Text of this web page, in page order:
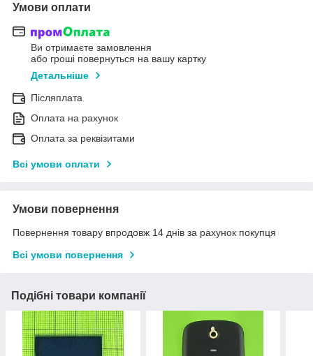
Умови оплати
Ви отримаєте замовлення
або гроші повернуться на вашу картку
Детальніше
Післяплата
Оплата на рахунок
Оплата за реквізитами
Всі умови оплати
Умови повернення
Повернення товару впродовж 14 днів за рахунок покупця
Всі умови повернення
Подібні товари компанії